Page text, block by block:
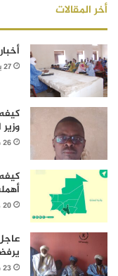
أخر المقالات
27 يونيو، 2020
26 فبراير، 2021
20 مايو، 2022
23 فبراير، 2021